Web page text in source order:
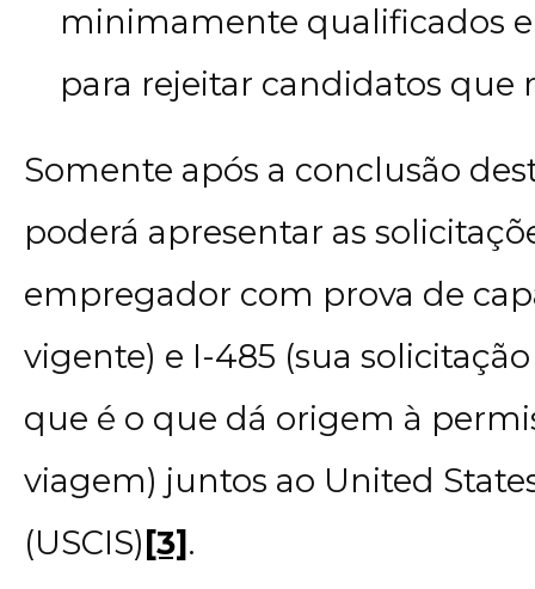
minimamente qualificados
para rejeitar candidatos que
Somente após a conclusão
poderá apresentar as
empregador com prova de
vigente) e I-485 (sua
que é o que dá origem à
viagem) juntos ao United
(USCIS)[3].